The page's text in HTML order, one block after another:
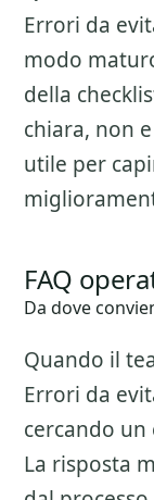
Errori da
modo
della
chiara, non
utile per
FAQ
Da dove
Quando il
Errori da
cercando
La risposta